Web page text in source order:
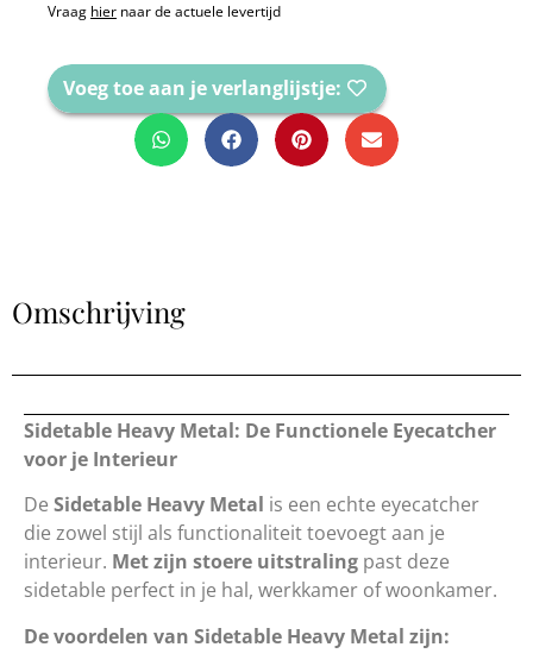
Vraag hier naar de actuele levertijd
Voeg toe aan je verlanglijstje:
Omschrijving
Sidetable Heavy Metal: De Functionele Eyecatcher
voor je Interieur
De Sidetable Heavy Metal is een echte eyecatcher
die zowel stijl als functionaliteit toevoegt aan je
interieur. Met zijn stoere uitstraling past deze
sidetable perfect in je hal, werkkamer of woonkamer.
De voordelen van Sidetable Heavy Metal zijn: